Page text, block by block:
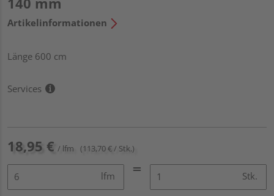
Artikelinformationen
Länge 600 cm
Services
18,95 € / lfm (113,70 € / Stk.)
lfm Stk.